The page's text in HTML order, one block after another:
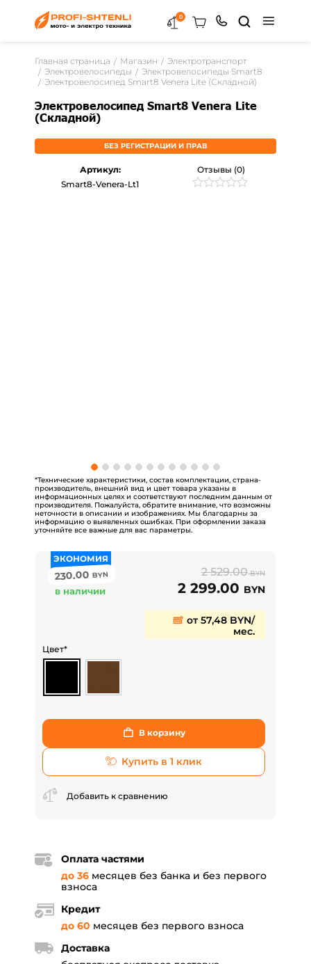
0
Главная страница Магазин
Электротранспорт
Электровелосипеды
Электровелосипеды Smart8
Электровелосипед Smart8 Venera Lite (Складной)
Электровелосипед Smart8 Venera Lite
(Складной)
БЕЗ РЕГИСТРАЦИИ И ПРАВ
Отзывы (0)
Артикул:
Smart8-Venera-Lt1
*Технические характеристики, состав комплектации, страна-
производитель, внешний вид и цвет товара указаны в
информационных целях и соответствуют последним данным от
производителя. Пожалуйста, обратите внимание, что возможны
неточности в описании и изображениях. Мы благодарны за
информацию о выявленных ошибках. При оформлении заказа
уточняйте все важные для вас параметры.
ЭКОНОМИЯ
230.00BYN
в наличии
2 529.00BYN
2 299.00 BYN
от 57,48 BYN/
мес.
Цвет*
В корзину
Купить в 1 клик
Добавить к сравнению
Оплата частями
до 36 месяцев без банка и без первого
взноса
Кредит
до 60 месяцев без первого взноса
Доставка